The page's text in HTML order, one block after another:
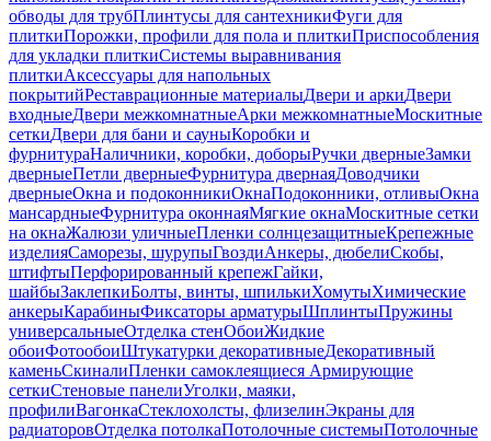
обводы для трубПлинтусы для сантехникиФуги для
плиткиПорожки, профили для пола и плиткиПриспособления
для укладки плиткиСистемы выравнивания
плиткиАксессуары для напольных
покрытийРеставрационные материалыДвери и аркиДвери
входныеДвери межкомнатныеАрки межкомнатныеМоскитные
сеткиДвери для бани и сауныКоробки и
фурнитураНаличники, коробки, доборыРучки дверныеЗамки
дверныеПетли дверныеФурнитура двернаяДоводчики
дверныеОкна и подоконникиОкнаПодоконники, отливыОкна
мансардныеФурнитура оконнаяМягкие окнаМоскитные сетки
на окнаЖалюзи уличныеПленки солнцезащитныеКрепежные
изделияСаморезы, шурупыГвоздиАнкеры, дюбелиСкобы,
штифтыПерфорированный крепежГайки,
шайбыЗаклепкиБолты, винты, шпилькиХомутыХимические
анкерыКарабиныФиксаторы арматурыШплинтыПружины
универсальныеОтделка стенОбоиЖидкие
обоиФотообоиШтукатурки декоративныеДекоративный
каменьСкиналиПленки самоклеящиеся Армирующие
сеткиСтеновые панелиУголки, маяки,
профилиВагонкаСтеклохолсты, флизелинЭкраны для
радиаторовОтделка потолкаПотолочные системыПотолочные